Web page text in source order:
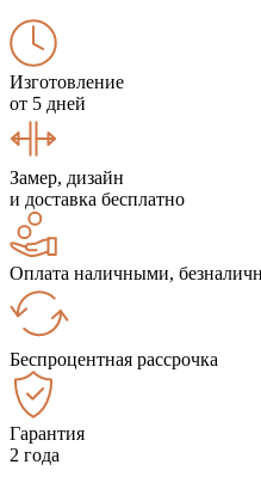
Изготовление
от 5 дней
Замер, дизайн
и доставка бесплатно
Оплата наличными,
Беспроцентная рассрочка
Гарантия
2 года